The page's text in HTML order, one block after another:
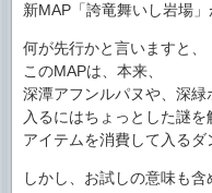
新MAP「誇竜舞いし岩場」
何が先行かと言いますと、
このMAPは、本来、
深潭アフンルパヌや、深緑
入るにはちょっとした謎を
アイテムを消費して入るダ
しかし、お試しの意味も含